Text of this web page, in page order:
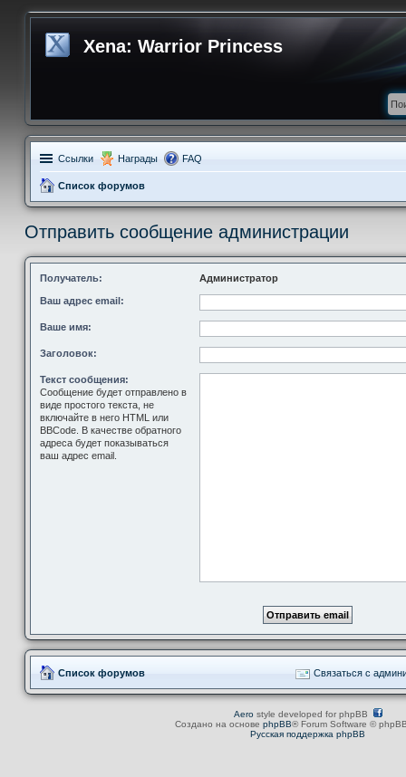
Xena: Warrior Princess
Ссылки Награды FAQ
Список форумов
Отправить сообщение администрации
Получатель: Администратор
Ваш адрес email:
Ваше имя:
Заголовок:
Текст сообщения:
Сообщение будет отправлено в
виде простого текста, не
включайте в него HTML или
BBCode. В качестве обратного
адреса будет показываться
ваш адрес email.
Список форумов Связаться с
Aerostyle developed for phpBB
Создано на основе phpBB® Forum Software ©
Русская поддержка phpBB